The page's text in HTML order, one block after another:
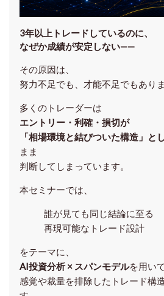
3年以上トレードしているのに、
なぜか成績が安定しない——
その原因は、
努力不足でも、才能不足でもありま
多くのトレーダーは
エントリー・利確・損切が
「相場環境と結びついた構造」と
まま
判断してしまっています。
本セミナーでは、
誰が見ても同じ結論に至る
再現可能なトレード設計
をテーマに、
AI投資分析 × スパンモデルを用いて
感覚や裁量を排除したトレード構